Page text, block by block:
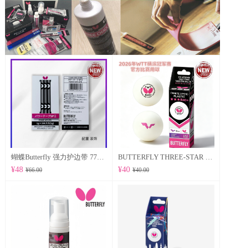
蝴蝶Butterfly 强力护边带 77500 POWER TAPE SP Ⅱ
¥48 ¥66.00 ¥40 ¥40.00